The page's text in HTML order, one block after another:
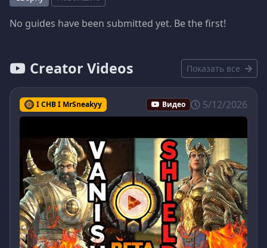
No guides have been submitted yet. Be the first!
Creator Videos Показать все
I CHB I MrSneakyy Видео 5/12/2026